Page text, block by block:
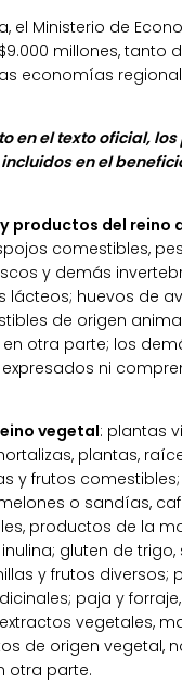
el Ministerio de
millones, tanto
economías
en el texto oficial,
en el
productos del reino
comestibles,
y demás
lácteos; huevos de
de origen
otra parte; los
ni
vegetal: plantas
plantas,
y frutos
o sandías,
productos de la
gluten de trigo,
y frutos diversos;
paja y
vegetales,
de origen vegetal,
otra parte.